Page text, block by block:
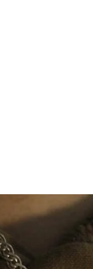
Обручка, що
ЗСУ
врятувала